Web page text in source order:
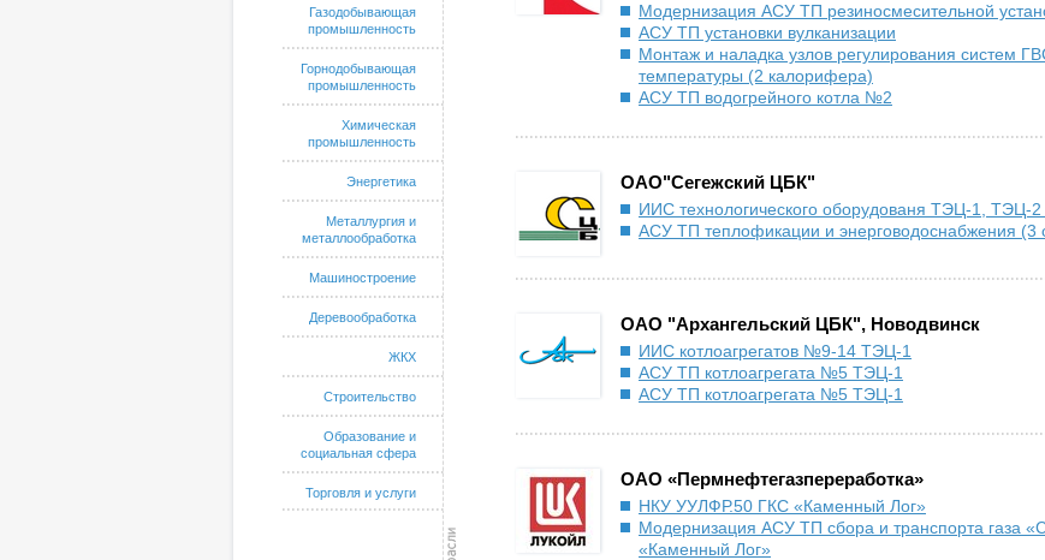
Газодобывающая
промышленность
Горнодобывающая
промышленность
Химическая
промышленность
Энергетика
Металлургия и
металлообработка
Машиностроение
Деревообработка
ЖКХ
Строительство
Образование и
социальная сфера
Торговля и услуги
Модернизация АСУ ТП резиносмесительной
АСУ ТП установки вулканизации
Монтаж и наладка узлов регулирования систем
температуры (2 калорифера)
АСУ ТП водогрейного котла №2
ОАО"Сегежский ЦБК"
ИИС технологического оборудованя ТЭЦ-1, ТЭЦ-2
АСУ ТП теплофикации и энерговодоснабжения (3
ОАО "Архангельский ЦБК", Новодвинск
ИИС котлоагрегатов №9-14 ТЭЦ-1
АСУ ТП котлоагрегата №5 ТЭЦ-1
АСУ ТП котлоагрегата №5 ТЭЦ-1
ОАО «Пермнефтегазпереработка»
НКУ УУЛФР.50 ГКС «Каменный Лог»
Модернизация АСУ ТП сбора и транспорта газа
«Каменный Лог»